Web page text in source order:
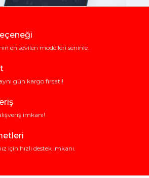
en sevilen modelleri seninle.
gün kargo fırsatı!
imkanı!
için hızlı destek imkanı.